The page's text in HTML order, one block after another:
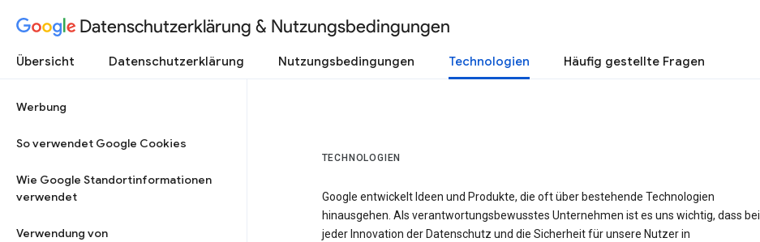
Datenschutzerklärung & Nutzungsbedingungen
Übersicht Datenschutzerklärung Nutzungsbedingungen Technologien Häufig gestellte Fragen
Werbung
So verwendet Google Cookies
Wie Google Standortinformationen
verwendet
Verwendung von
TECHNOLOGIEN
Google entwickelt Ideen und Produkte, die oft über bestehende Technologien
hinausgehen. Als verantwortungsbewusstes Unternehmen ist es uns wichtig, dass bei
jeder Innovation der Datenschutz und die Sicherheit für unsere Nutzer in